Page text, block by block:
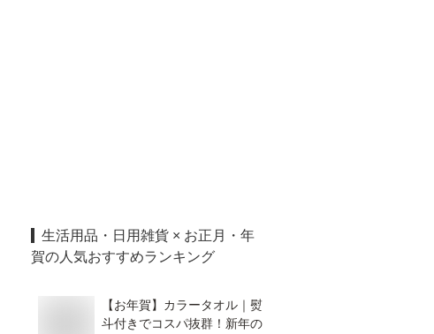
生活用品・日用雑貨 × お正月・年
賀の人気おすすめランキング
【お年賀】カラータオル｜熨
斗付きでコスパ抜群！新年の